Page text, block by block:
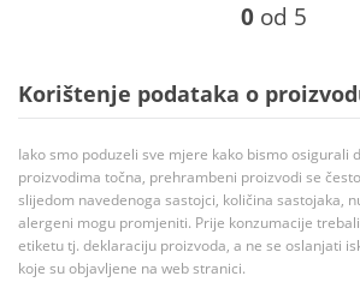
0 od 5
Korištenje podataka o
Iako smo poduzeli sve mjere kako bismo osigurali
proizvodima točna, prehrambeni proizvodi se
slijedom navedenoga sastojci, količina sastojaka,
alergeni mogu promjeniti. Prije konzumacije
etiketu tj. deklaraciju proizvoda, a ne se oslanjati
koje su objavljene na web stranici.